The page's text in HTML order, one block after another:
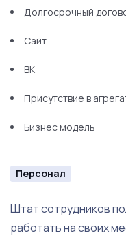
Холодильные камеры
Столы нержавеющие
Столы
Стулья
Кухонная утварь
Элементы декора
Долгосрочный
Сайт
ВК
Присутствие в
Бизнес модель
Персонал
Штат сотрудников
работать на своих